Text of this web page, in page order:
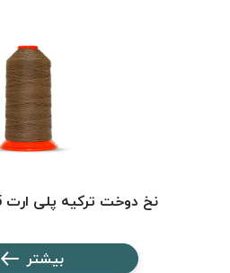
نخ دوخت ترکیه پلی ارت 1575 POLYART
بیشتر